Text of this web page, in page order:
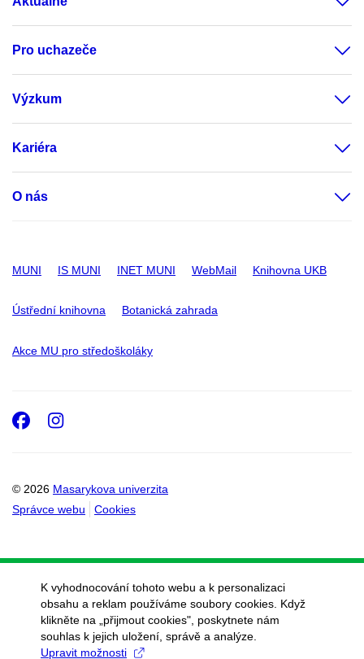
Pro uchazeče
Výzkum
Kariéra
O nás
MUNI IS MUNI INET MUNI WebMail Knihovna UKB
Ústřední knihovna Botanická zahrada
Akce MU pro středoškoláky
© 2026 Masarykova univerzita
Správce webu
Cookies
Facebook
Instagram
K vyhodnocování tohoto webu a k personalizaci
obsahu a reklam používáme soubory cookies. Když
klikněte na „přijmout cookies", poskytnete nám
souhlas k jejich uložení, správě a analýze.
Upravit možnosti